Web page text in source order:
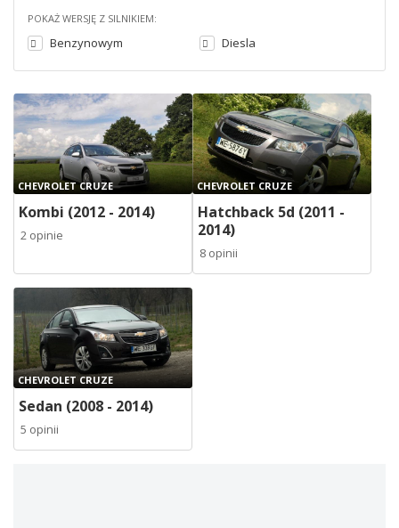
POKAŻ WERSJĘ Z SILNIKIEM:
Benzynowym Diesla
CHEVROLET CRUZE
Kombi (2012 - 2014)
2 opinie
CHEVROLET CRUZE
Hatchback 5d (2011 -
2014)
8 opinii
CHEVROLET CRUZE
Sedan (2008 - 2014)
5 opinii